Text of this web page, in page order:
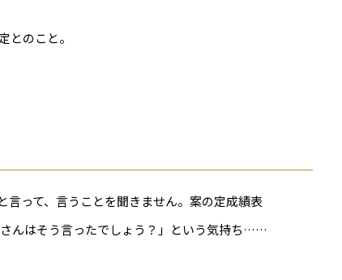
とのこと。
言って、言うことを聞きません。案の定成績表
んはそう言ったでしょう？」という気持ち……